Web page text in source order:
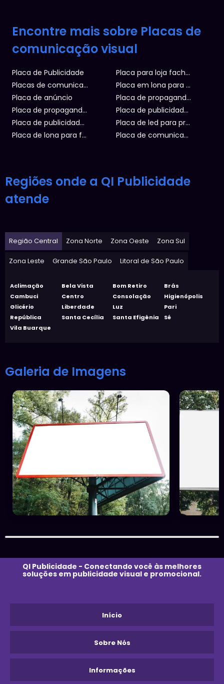
Encontre mais sobre Placas de
comunicação visual
Placa de Publicidade
Placa para loja fachada
Placas de comunicação visual
Placa em lona para fachada
Placa de anúncio
Placa de propaganda luminosa
Placa de propaganda publicitária
Placa de publicidade preço
Placa de publicidade virtual
Placa de led para propaganda
Placa de lona para fachada
Placa de comunicação
Regiões onde a QI Publicidade
atende
Região Central Zona Norte Zona Oeste Zona Sul
Zona Leste Grande São Paulo Litoral de São Paulo
Aclimação Bela Vista Bom Retiro
Brás
Cambuci
Centro Consolação
Higienópolis
Glicério
Liberdade Luz
Pari
República
Santa Cecília Santa Efigênia
Sé
Vila Buarque
Galeria de Imagens
QI Publicidade - Conectando você às melhores
soluções em publicidade visual e promocional.
Início
Sobre Nós
Informações